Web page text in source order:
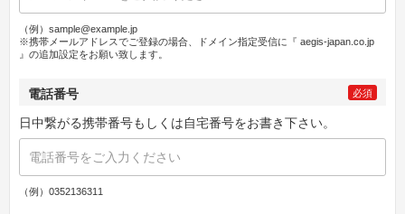
（例）sample@example.jp
※携帯メールアドレスでご登録の場合、ドメイン指定受信に『 aegis-japan.co.jp
』の追加設定をお願い致します。
電話番号 必須
日中繋がる携帯番号もしくは自宅番号をお書き下さい。
（例）0352136311